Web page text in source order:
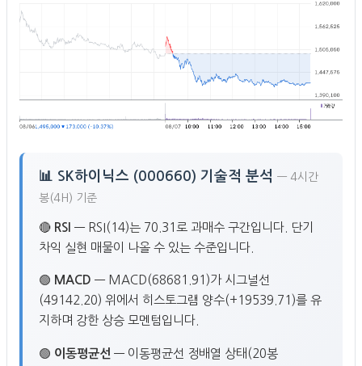
📊 SK하이닉스 (000660) 기술적 분석 — 4시간
봉(4H) 기준
🔴 RSI — RSI(14)는 70.31로 과매수 구간입니다. 단기
차익 실현 매물이 나올 수 있는 수준입니다.
🟢 MACD — MACD(68681.91)가 시그널선
(49142.20) 위에서 히스토그램 양수(+19539.71)를 유
지하며 강한 상승 모멘텀입니다.
🟢 이동평균선 — 이동평균선 정배열 상태(20봉